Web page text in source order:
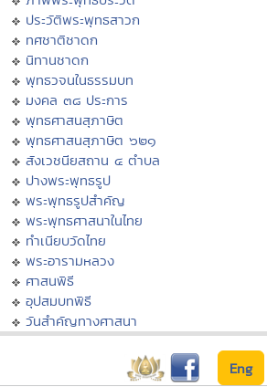
ประวัติพระพุทธสาวก
ทศชาติชาดก
นิทานชาดก
พุทธวจนในธรรมบท
มงคล ๓๘ ประการ
พุทธศาสนสุภาษิต
พุทธศาสนสุภาษิต ๖๒๑
สังเวชนียสถาน ๔ ตำบล
ปางพระพุทธรูป
พระพุทธรูปสำคัญ
พระพุทธศาสนาในไทย
ทำเนียบวัดไทย
พระอารามหลวง
ศาสนพิธี
อุปสมบทพิธี
วันสำคัญทางศาสนา
Eng